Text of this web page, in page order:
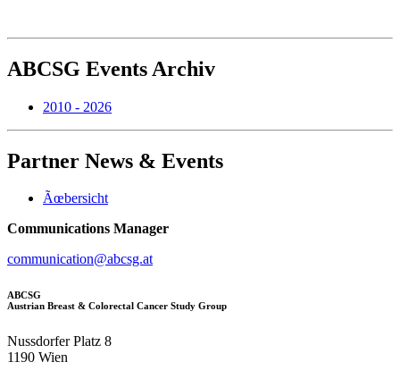
ABCSG Events Archiv
2010 - 2026
Partner News & Events
Ãœbersicht
Communications Manager
communication@abcsg.at
ABCSG
Austrian Breast & Colorectal Cancer Study Group
Nussdorfer Platz 8
1190 Wien